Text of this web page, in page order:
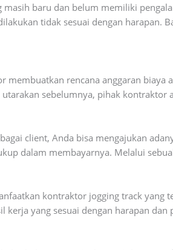
baru dan belum memiliki
tidak sesuai dengan harapan.
rencana anggaran biaya
sebelumnya, pihak
client, Anda bisa mengajukan
dalam membayarnya. Melalui
kontraktor jogging track yang
yang sesuai dengan harapan